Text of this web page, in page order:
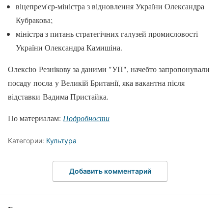
віцепрем'єр-міністра з відновлення України Олександра
Кубракова;
міністра з питань стратегічних галузей промисловості
України Олександра Камишіна.
Олексію Резнікову за даними "УП", начебто запропонували
посаду посла у Великій Британії, яка вакантна після
відставки Вадима Пристайка.
По материалам: Подробности
Категории: Культура
Добавить комментарий